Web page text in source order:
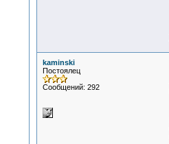
kaminski
Постоялец
Сообщений: 292